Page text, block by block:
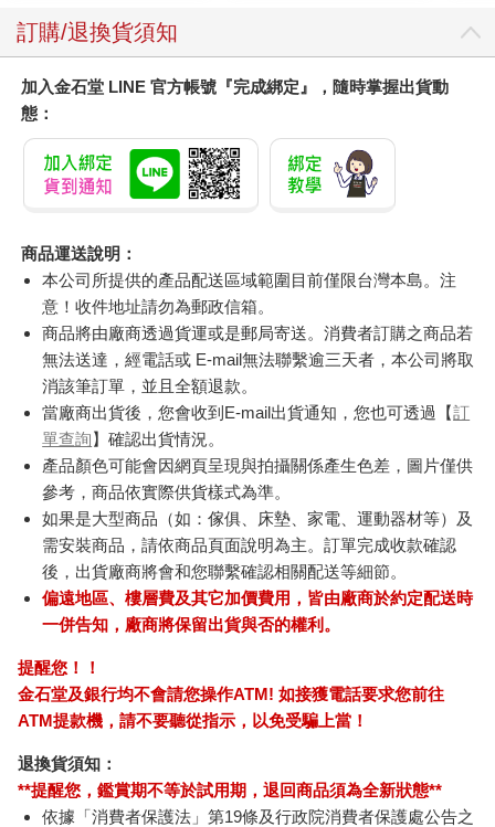
訂購/退換貨須知
加入金石堂 LINE 官方帳號『完成綁定』，隨時掌握出貨動
態：
商品運送說明：
本公司所提供的產品配送區域範圍目前僅限台灣本島。注
意！收件地址請勿為郵政信箱。
商品將由廠商透過貨運或是郵局寄送。消費者訂購之商品若
無法送達，經電話或 E-mail無法聯繫逾三天者，本公司將取
消該筆訂單，並且全額退款。
當廠商出貨後，您會收到E-mail出貨通知，您也可透過【訂
單查詢】確認出貨情況。
產品顏色可能會因網頁呈現與拍攝關係產生色差，圖片僅供
參考，商品依實際供貨樣式為準。
如果是大型商品（如：傢俱、床墊、家電、運動器材等）及
需安裝商品，請依商品頁面說明為主。訂單完成收款確認
後，出貨廠商將會和您聯繫確認相關配送等細節。
偏遠地區、樓層費及其它加價費用，皆由廠商於約定配送時
一併告知，廠商將保留出貨與否的權利。
提醒您！！
金石堂及銀行均不會請您操作ATM! 如接獲電話要求您前往
ATM提款機，請不要聽從指示，以免受騙上當！
退換貨須知：
**提醒您，鑑賞期不等於試用期，退回商品須為全新狀態**
依據「消費者保護法」第19條及行政院消費者保護處公告之